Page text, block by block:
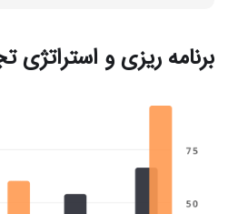
برنامه ریزی و استراتژی